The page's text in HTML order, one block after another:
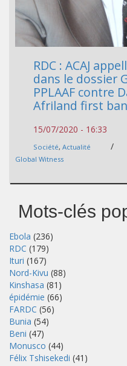
RDC : ACAJ
dans le dossier
PPLAAF contre
Afriland first
15/07/2020 - 16:33
Société, Actualité /
Global Witness
Mots-clés
Ebola (236)
RDC (179)
Ituri (167)
Nord-Kivu (88)
Kinshasa (81)
épidémie (66)
FARDC (56)
Bunia (54)
Beni (47)
Monusco (44)
Félix Tshisekedi (41)